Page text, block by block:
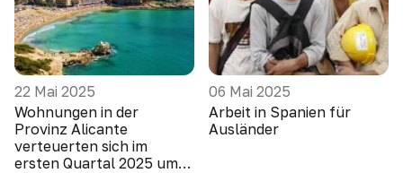
22 Mai 2025
Wohnungen in der
Provinz Alicante
verteuerten sich im
ersten Quartal 2025 um
06 Mai 2025
Arbeit in Spanien für
Ausländer